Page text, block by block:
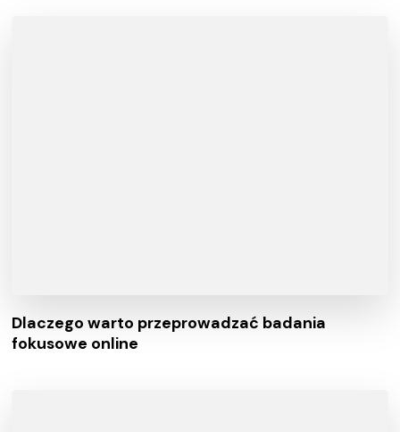
Dlaczego warto przeprowadzać badania
fokusowe online